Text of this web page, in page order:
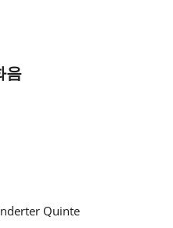
음
Quinte